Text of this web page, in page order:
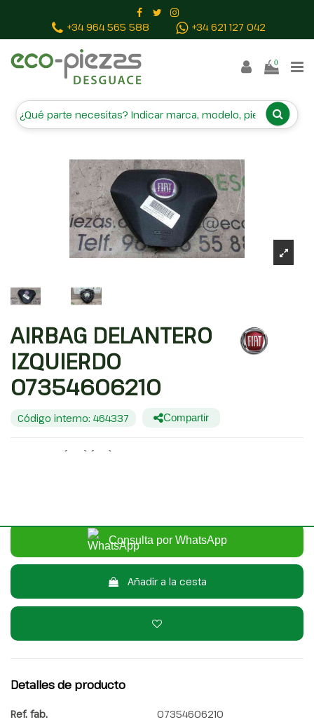
+34 964 565 588 +34 621 127 042
0
AIRBAG DELANTERO IZQUIERDO
07354606210
AIRBAG DELANTERO
IZQUIERDO
07354606210
Código interno: 464337 Compartir
FIAT PUNTO (EVO) (199) DYNAMIC
Consulta por WhatsApp
Añadir a la cesta
Detalles de producto
Ref. fab.
07354606210